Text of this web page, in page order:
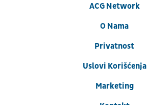
ACG Network
O Nama
Privatnost
Uslovi Korišćenja
Marketing